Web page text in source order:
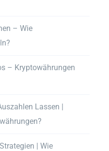
– Wie
– Kryptowährungen
Lassen |
| Wie